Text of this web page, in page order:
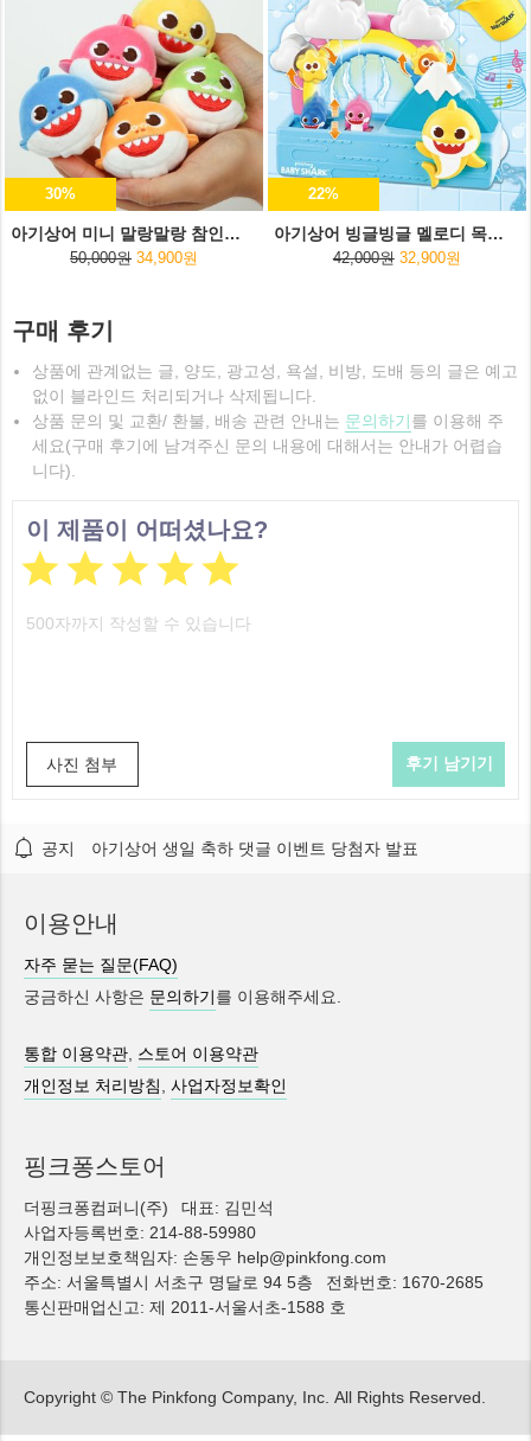
30%
아기상어 미니 말랑말랑 참인형 5종세트
50,000원 34,900원
22%
아기상어 빙글빙글 멜로디 목욕놀이
42,000원 32,900원
구매 후기
상품에 관계없는 글, 양도, 광고성, 욕설, 비방, 도배 등의 글은 예고
없이 블라인드 처리되거나 삭제됩니다.
상품 문의 및 교환/ 환불, 배송 관련 안내는 문의하기를 이용해 주
세요(구매 후기에 남겨주신 문의 내용에 대해서는 안내가 어렵습
니다).
이 제품이 어떠셨나요?

사진 첨부
공지 아기상어 생일 축하 댓글 이벤트 당첨자 발표
이용안내
자주 묻는 질문(FAQ)
궁금하신 사항은 문의하기를 이용해주세요.
통합 이용약관 스토어 이용약관
개인정보 처리방침
,사업자정보확인
핑크퐁스토어
더핑크퐁컴퍼니(주)
대표: 김민석
사업자등록번호: 214-88-59980
개인정보보호책임자: 손동우 help@pinkfong.com
주소: 서울특별시 서초구 명달로 94 5층
전화번호: 1670-2685
통신판매업신고: 제 2011-서울서초-1588 호
Copyright © The Pinkfong Company, Inc. All Rights Reserved.